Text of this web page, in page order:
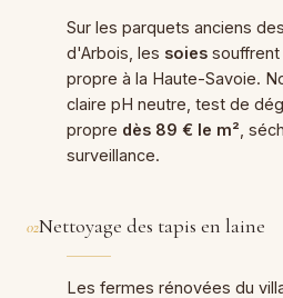
Sur les parquets anciens
d'Arbois, les soies souffrent
propre à la Haute-Savoie.
claire pH neutre, test de
propre dès 89 € le m² ,
surveillance.
02Nettoyage des tapis en laine
Les fermes rénovées du